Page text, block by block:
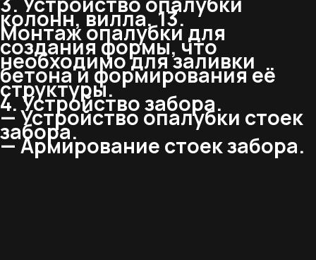
колонн, вилла, 13.
Монтаж опалубки для
создания формы, что
необходимо для заливки
бетона и формирования её
структуры.
4. Устройство забора.
— Устройство опалубки стоек
забора.
— Армирование стоек забора.